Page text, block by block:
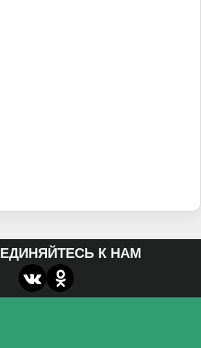
К НАМ